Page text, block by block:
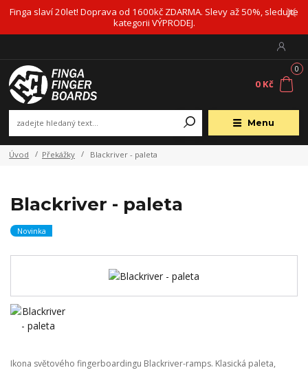
Finga slaví 20let! Doprava od 1600kč ZDARMA. Slevy až 50%, sledujte
kategorii VÝPRODEJ.
Menu
0
0 Kč
Úvod Překážky Blackriver - paleta
Blackriver - paleta
Novinka
Ikona světového fingerboardingu Blackriver-ramps. Klasická paleta,